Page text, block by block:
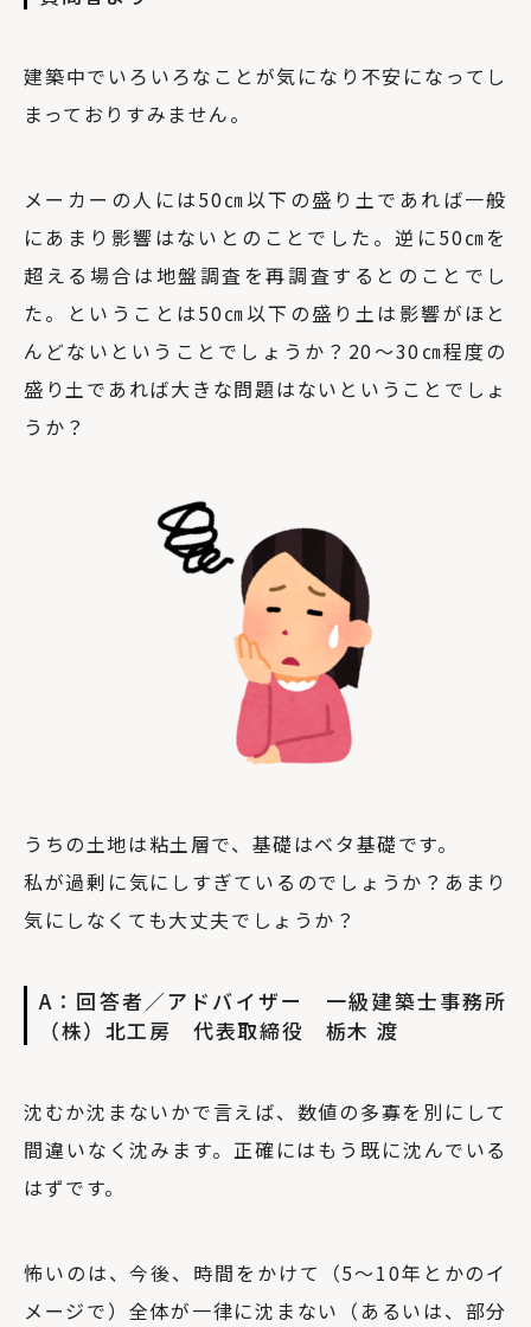
建築中でいろいろなことが気になり不安になってし
まっておりすみません。
メーカーの人には50㎝以下の盛り土であれば一般
にあまり影響はないとのことでした。逆に50㎝を
超える場合は地盤調査を再調査するとのことでし
た。ということは50㎝以下の盛り土は影響がほと
んどないということでしょうか？20〜30㎝程度の
盛り土であれば大きな問題はないということでしょ
うか？
うちの土地は粘土層で、基礎はベタ基礎です。
私が過剰に気にしすぎているのでしょうか？あまり
気にしなくても大丈夫でしょうか？
A：回答者／アドバイザー 一級建築士事務所
（株）北工房 代表取締役 栃木 渡
沈むか沈まないかで言えば、数値の多寡を別にして
間違いなく沈みます。正確にはもう既に沈んでいる
はずです。
怖いのは、今後、時間をかけて（5〜10年とかのイ
メージで）全体が一律に沈まない（あるいは、部分